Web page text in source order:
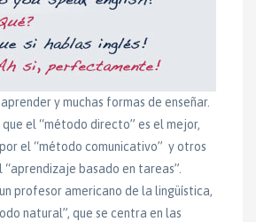
y muchas formas de enseñar.
que el “método directo” es el mejor,
el “método comunicativo” y otros
basado en tareas”.
profesor americano de la lingüística,
natural”, que se centra en las